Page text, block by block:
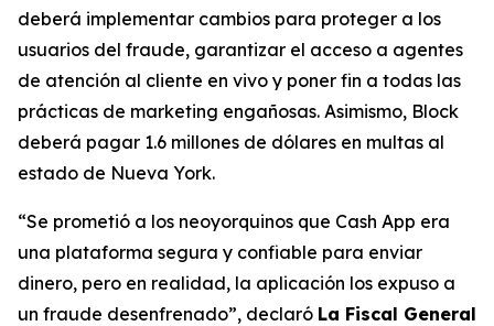
deberá implementar cambios para proteger a los
usuarios del fraude, garantizar el acceso a agentes
de atención al cliente en vivo y poner fin a todas las
prácticas de marketing engañosas. Asimismo, Block
deberá pagar 1.6 millones de dólares en multas al
estado de Nueva York.
“Se prometió a los neoyorquinos que Cash App era
una plataforma segura y confiable para enviar
dinero, pero en realidad, la aplicación los expuso a
un fraude desenfrenado”, declaró La Fiscal General